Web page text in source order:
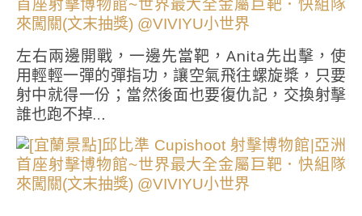
左右兩邊開戰，一邊先當靶，Anita先出擊，使
用輕輕一彈的彈指功，讓空氣飛往螺旋槳，只要
射中就得一份；當然後面也要復仇記，交換射擊
誰也跑不掉…